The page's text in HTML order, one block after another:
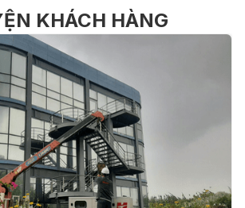
KHÁCH HÀNG